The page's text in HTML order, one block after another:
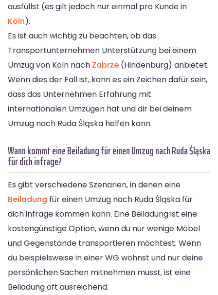
ausfüllst (es gilt jedoch nur einmal pro Kunde in
Köln).
Es ist auch wichtig zu beachten, ob das
Transportunternehmen Unterstützung bei einem
Umzug von Köln nach Zabrze (Hindenburg) anbietet.
Wenn dies der Fall ist, kann es ein Zeichen dafür sein,
dass das Unternehmen Erfahrung mit
internationalen Umzügen hat und dir bei deinem
Umzug nach Ruda Śląska helfen kann.
Wann kommt eine Beiladung für einen Umzug nach Ruda Śląska
für dich infrage?
Es gibt verschiedene Szenarien, in denen eine
Beiladung für einen Umzug nach Ruda Śląska für
dich infrage kommen kann. Eine Beiladung ist eine
kostengünstige Option, wenn du nur wenige Möbel
und Gegenstände transportieren möchtest. Wenn
du beispielsweise in einer WG wohnst und nur deine
persönlichen Sachen mitnehmen musst, ist eine
Beiladung oft ausreichend.